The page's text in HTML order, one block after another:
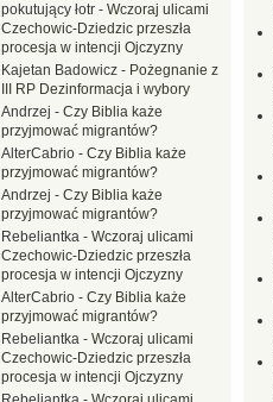
pokutujący łotr - Wczoraj ulicami
Czechowic-Dziedzic przeszła
procesja w intencji Ojczyzny
Kajetan Badowicz - Pożegnanie z
III RP Dezinformacja i wybory
Andrzej - Czy Biblia każe
przyjmować migrantów?
AlterCabrio - Czy Biblia każe
przyjmować migrantów?
Andrzej - Czy Biblia każe
przyjmować migrantów?
Rebeliantka - Wczoraj ulicami
Czechowic-Dziedzic przeszła
procesja w intencji Ojczyzny
AlterCabrio - Czy Biblia każe
przyjmować migrantów?
Rebeliantka - Wczoraj ulicami
Czechowic-Dziedzic przeszła
procesja w intencji Ojczyzny